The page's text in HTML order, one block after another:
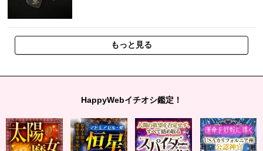
もっと見る
HappyWebイチオシ鑑定！